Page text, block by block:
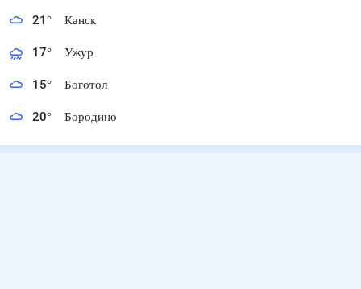
21° Канск
17° Ужур
15° Боготол
20° Бородино